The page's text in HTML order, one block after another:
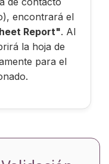
encontrará el
Report". Al
la hoja de
para el